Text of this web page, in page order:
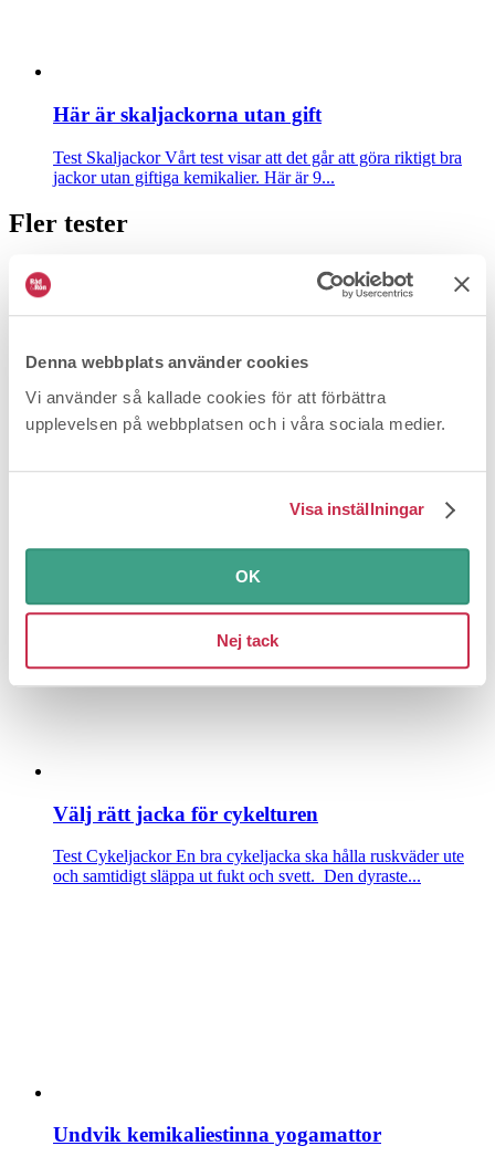
Denna webbplats använder cookies
Vi använder så kallade cookies för att förbättra
upplevelsen på webbplatsen och i våra sociala medier.
Visa inställningar
OK
Nej tack
Här är skaljackorna utan gift
Test SkaljackorVårt test visar att det går att göra riktigt bra
jackor utan giftiga kemikalier. Här är 9...
Fler tester
och sköna på foten samtidigt som de håller dig torr. Men d...
Välj rätt jacka för cykelturen
Test CykeljackorEn bra cykeljacka ska hålla ruskväder ute
och samtidigt släppa ut fukt och svett. Den dyraste...
Undvik kemikaliestinna yogamattor